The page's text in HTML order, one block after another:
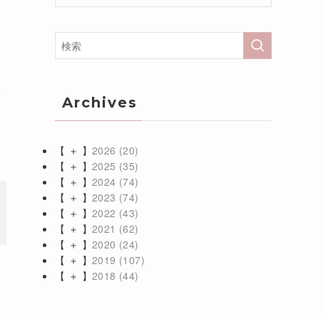
Archives
【 ＋ 】 2026 (20)
【 ＋ 】 2025 (35)
【 ＋ 】 2024 (74)
【 ＋ 】 2023 (74)
【 ＋ 】 2022 (43)
【 ＋ 】 2021 (62)
【 ＋ 】 2020 (24)
【 ＋ 】 2019 (107)
【 ＋ 】 2018 (44)